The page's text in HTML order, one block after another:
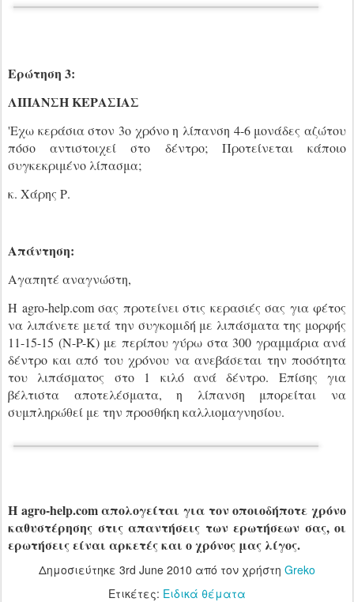
Ερώτηση 3:
ΛΙΠΑΝΣΗ ΚΕΡΑΣΙΑΣ
'Εχω κεράσια στον 3ο χρόνο η λίπανση 4-6 μονάδες αζώτου
πόσο αντιστοιχεί στο δέντρο; Προτείνεται κάποιο
συγκεκριμένο λίπασμα;
κ. Χάρης Ρ.
Απάντηση:
Αγαπητέ αναγνώστη,
Η agro-help.com σας προτείνει στις κερασιές σας για φέτος
να λιπάνετε μετά την συγκομιδή με λιπάσματα της μορφής
11-15-15 (N-P-K) με περίπου γύρω στα 300 γραμμάρια ανά
δέντρο και από του χρόνου να ανεβάσεται την ποσότητα
του λιπάσματος στο 1 κιλό ανά δέντρο. Επίσης για
βέλτιστα αποτελέσματα, η λίπανση μπορείται να
συμπληρώθεί με την προσθήκη καλλιομαγνησίου.
H agro-help.com απολογείται για τον οποιοδήποτε χρόνο
καθυστέρησης στις απαντήσεις των ερωτήσεων σας, οι
ερωτήσεις είναι αρκετές και ο χρόνος μας λίγος.
Δημοσιεύτηκε 3rd June 2010 από τον χρήστη Greko
Ετικέτες: Ειδικά θέματα